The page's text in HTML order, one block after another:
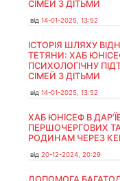
СІМЕЙ З ДІТЬМИ
від 14-01-2025, 13:52
ІСТОРІЯ ШЛЯХУ
ТЕТЯНИ: ХАБ
ПСИХОЛОГІЧНУ
СІМЕЙ З ДІТЬМИ
від 14-01-2025, 13:52
ХАБ ЮНІСЕФ В
ПЕРШОЧЕРГОВИХ
РОДИНАМ ЧЕРЕЗ
від 20-12-2024, 20:29